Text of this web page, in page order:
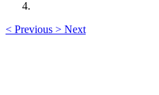
< Previous > Next